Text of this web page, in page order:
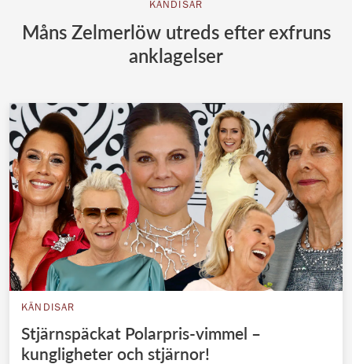
KÄNDISAR
Måns Zelmerlöw utreds efter exfruns
anklagelser
KÄNDISAR
Stjärnspäckat Polarpris-vimmel –
kungligheter och stjärnor!